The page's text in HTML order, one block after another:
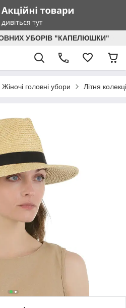
УБОРІВ "КАПЕЛЮШКИ"
Жіночі головні убори Літня